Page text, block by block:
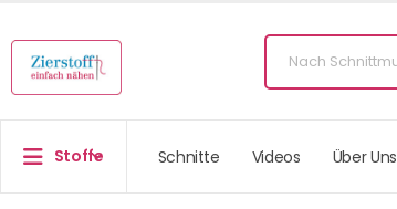
Stoffe Schnitte Videos Über Uns